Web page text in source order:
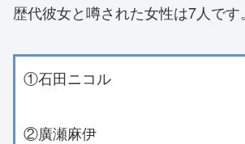
歴代彼女と噂された女性は7人です。
①石田ニコル
②廣瀬麻伊